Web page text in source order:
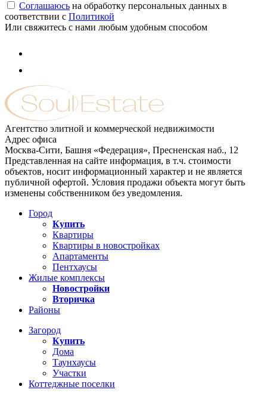
Соглашаюсь на обработку персональных данных в
соответствии с Политикой
Или свяжитесь с нами любым удобным способом
Агентство элитной и коммерческой недвижимости
Адрес офиса
Москва-Сити, Башня «Федерация», Пресненская наб., 12
Представленная на сайте информация, в т.ч. стоимости
объектов, носит информационный характер и не является
публичной офертой. Условия продажи объекта могут быть
изменены собственником без уведомления.
Город
Купить
Квартиры
Квартиры в новостройках
Апартаменты
Пентхаусы
Жилые комплексы
Новостройки
Вторичка
Районы
Загород
Купить
Дома
Таунхаусы
Участки
Коттеджные поселки